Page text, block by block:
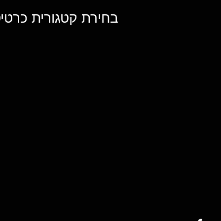
בחירת קטגורית